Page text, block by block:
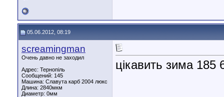
05.06.2012, 08:19
screamingman
Очень давно не заходил
Адрес: Тернопіль
Сообщений: 145
Машина: Славута карб 2004 люкс
Длина: 2840мкм
Диаметр: 0мм
цікавить зима 185